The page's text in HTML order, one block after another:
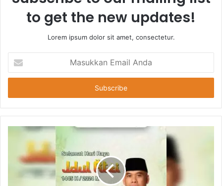
to get the new updates!
Lorem ipsum dolor sit amet, consectetur.
Email
Anda